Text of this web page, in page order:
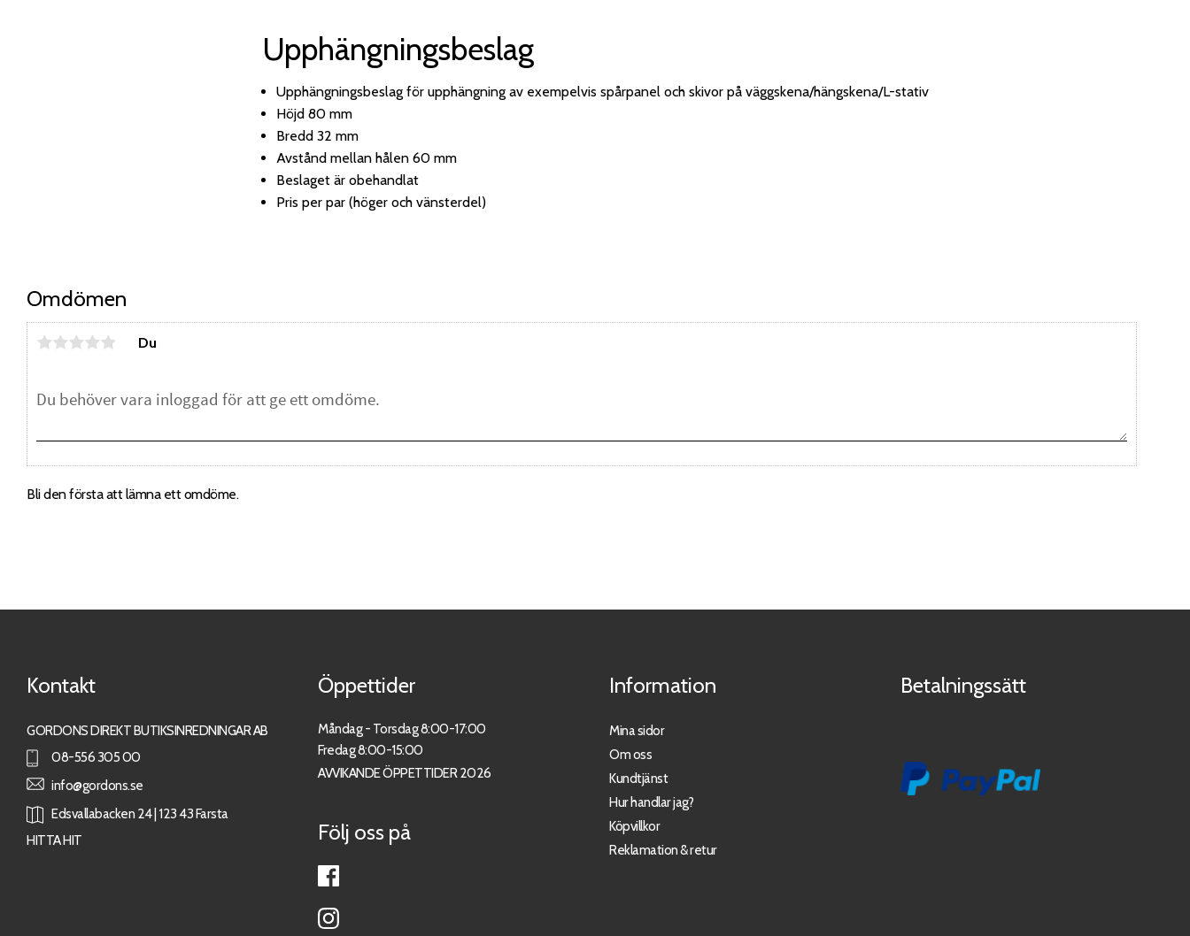
Upphängningsbeslag
Upphängningsbeslag för upphängning av exempelvis spårpanel och skivor på väggskena/hängskena/L-stativ
Höjd 80 mm
Bredd 32 mm
Avstånd mellan hålen 60 mm
Beslaget är obehandlat
Pris per par (höger och vänsterdel)
Omdömen
Du
Bli den första att lämna ett omdöme.
Kontakt
GORDONS DIREKT BUTIKSINREDNINGAR AB
08-556 305 00
info@gordons.se
Edsvallabacken 24 | 123 43 Farsta
HITTA HIT
Öppettider
Måndag - Torsdag 8:00-17:00
Fredag 8:00-15:00
AVVIKANDE ÖPPETTIDER 2026
Följ oss på
Information
Mina sidor
Om oss
Kundtjänst
Hur handlar jag?
Köpvillkor
Reklamation & retur
Betalningssätt